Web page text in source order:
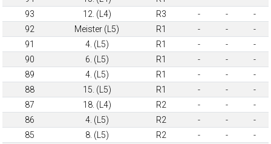
93
12. (L4) R3 - -
-
92
Meister (L5) R1 - -
-
91
4. (L5) R1 - -
-
90
6. (L5) R1 - -
-
89
4. (L5) R1 - -
-
88
15. (L5) R1 - -
-
87
18. (L4) R2 - -
-
86
4. (L5) R2 - -
-
85
8. (L5) R2 - -
-